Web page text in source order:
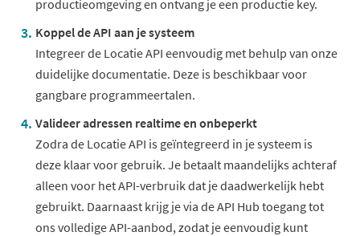
productieomgeving en ontvang je een productie key.
Koppel de API aan je systeem
Integreer de Locatie API eenvoudig met behulp van onze
duidelijke documentatie. Deze is beschikbaar voor
gangbare programmeertalen.
Valideer adressen realtimeen onbeperkt
Zodra de Locatie API is geïntegreerd in je systeem is
deze klaar voor gebruik. Je betaalt maandelijks achteraf
alleen voor het API-verbruik dat je daadwerkelijk hebt
gebruikt. Daarnaast krijg je via de API Hub toegang tot
ons volledige API-aanbod, zodat je eenvoudig kunt